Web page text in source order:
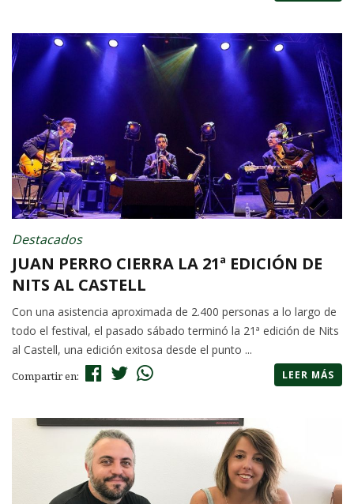
Destacados
JUAN PERRO CIERRA LA 21ª EDICIÓN DE
NITS AL CASTELL
Con una asistencia aproximada de 2.400 personas a lo largo de
todo el festival, el pasado sábado terminó la 21ª edición de Nits
al Castell, una edición exitosa desde el punto ...
Compartir en: LEER MÁS